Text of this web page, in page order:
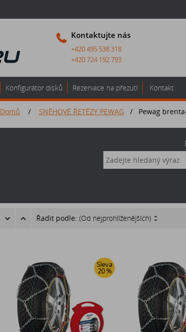
Kontaktujte nás
+420 495 538 318
+420 724 192 793
Konfigurátor disků Rezervace na přezutí Kontakt
Domů / SNĚHOVÉ ŘETĚZY PEWAG / Pewag
Řadit podle: (Od nejprohlíženějších)
Sleva
20 %